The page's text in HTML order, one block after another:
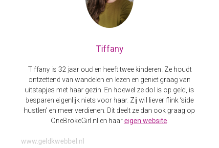
Tiffany
Tiffany is 32 jaar oud en heeft twee kinderen. Ze houdt
ontzettend van wandelen en lezen en geniet graag van
uitstapjes met haar gezin. En hoewel ze dol is op geld, is
besparen eigenlijk niets voor haar. Zij wil liever flink ‘side
hustlen’ en meer verdienen. Dit deelt ze dan ook graag op
OneBrokeGirl.nl en haareigen website
www.geldkwebbel.nl